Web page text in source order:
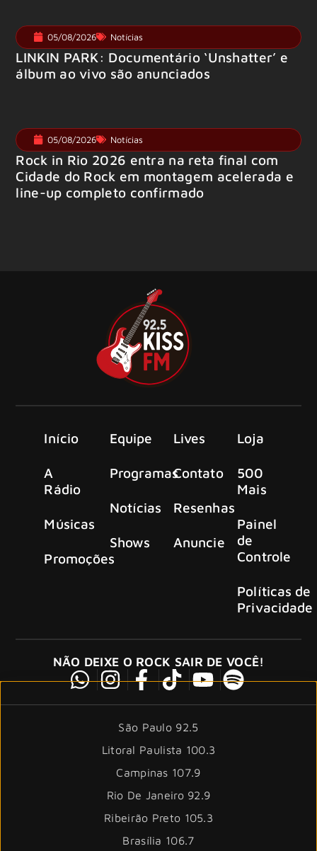
05/08/2026 Notícias
LINKIN PARK: Documentário ‘Unshatter’ e
álbum ao vivo são anunciados
05/08/2026 Notícias
Rock in Rio 2026 entra na reta final com
Cidade do Rock em montagem acelerada e
line-up completo confirmado
Início
A
Rádio
Músicas
Promoções
Equipe
Programas
Notícias
Shows
Lives
Contato
Resenhas
Anuncie
Loja
500
Mais
Painel
de
Controle
Políticas de
Privacidade
NÃO DEIXE O ROCK SAIR DE VOCÊ!
São Paulo 92.5
Litoral Paulista 100.3
Campinas 107.9
Rio De Janeiro 92.9
Ribeirão Preto 105.3
Brasília 106.7